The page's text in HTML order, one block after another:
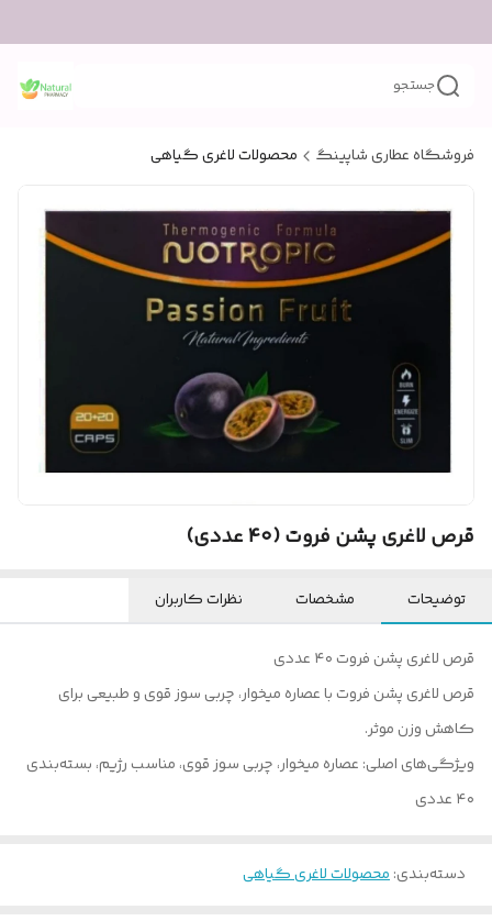
جستجو
فروشگاه عطاری شاپینگ محصولات لاغری گیاهی
قرص لاغری پشن فروت (۴۰ عددی)
توضیحات مشخصات نظرات کاربران
قرص لاغری پشن فروت ۴۰ عددی
قرص لاغری پشن فروت با عصاره میخوار، چربی سوز قوی و طبیعی برای
کاهش وزن موثر.
ویژگی‌های اصلی: عصاره میخوار، چربی سوز قوی، مناسب رژیم، بسته‌بندی
۴۰ عددی
دسته‌بندی:محصولات لاغری گیاهی